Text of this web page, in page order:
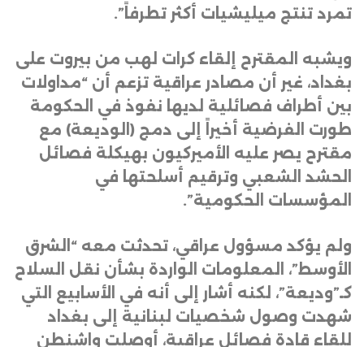
تمرد تنتج ميليشيات أكثر تطرفاً”.
ويشبه المقترح إلقاء كرات لهب من بيروت على
بغداد، غير أن مصادر عراقية تزعم أن “مداولات
بين أطراف فصائلية لديها نفوذ في الحكومة
طورت الفرضية أخيراً إلى دمج (الوديعة) مع
مقترح يصر عليه الأميركيون بهيكلة فصائل
الحشد الشعبي وترقيم أسلحتها في
المؤسسات الحكومية”.
ولم يؤكد مسؤول عراقي، تحدثت معه “الشرق
الأوسط”، المعلومات الواردة بشأن نقل السلاح
كـ”وديعة”، لكنه أشار إلى أنه في الأسابيع التي
شهدت وصول شخصيات لبنانية إلى بغداد
للقاء قادة فصائل عراقية، أوصلت واشنطن